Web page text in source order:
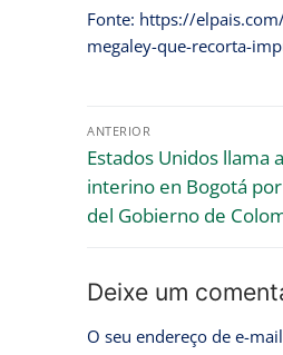
Fonte: https://
megaley-que-recorta-
ANTERIOR
Estados Unidos llama
interino en Bogotá
del Gobierno de
Deixe um
O seu endereço de e-